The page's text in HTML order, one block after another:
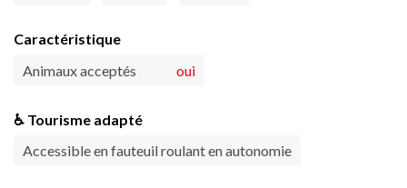
Caractéristique
Animaux acceptés
oui
♿ Tourisme adapté
Accessible en fauteuil roulant en autonomie